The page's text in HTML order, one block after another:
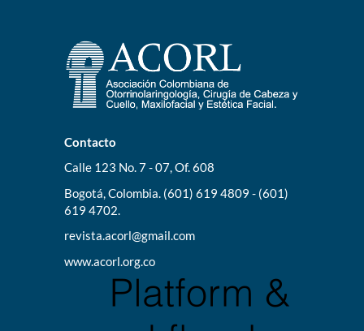
Contacto
Calle 123 No. 7 - 07, Of. 608
Bogotá, Colombia. (601) 619 4809 - (601)
619 4702.
revista.acorl@gmail.com
www.acorl.org.co